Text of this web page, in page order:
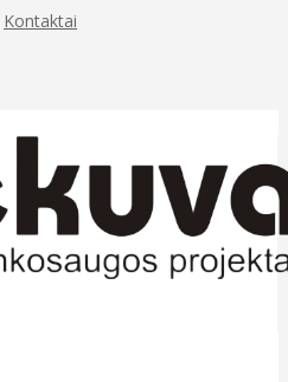
Kontaktai